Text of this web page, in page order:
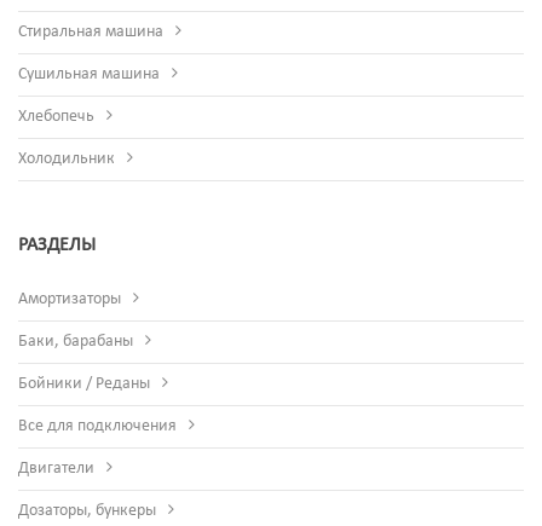
Стиральная машина
Сушильная машина
Хлебопечь
Холодильник
РАЗДЕЛЫ
Амортизаторы
Баки, барабаны
Бойники / Реданы
Все для подключения
Двигатели
Дозаторы, бункеры